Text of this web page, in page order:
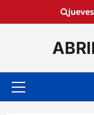
Menú